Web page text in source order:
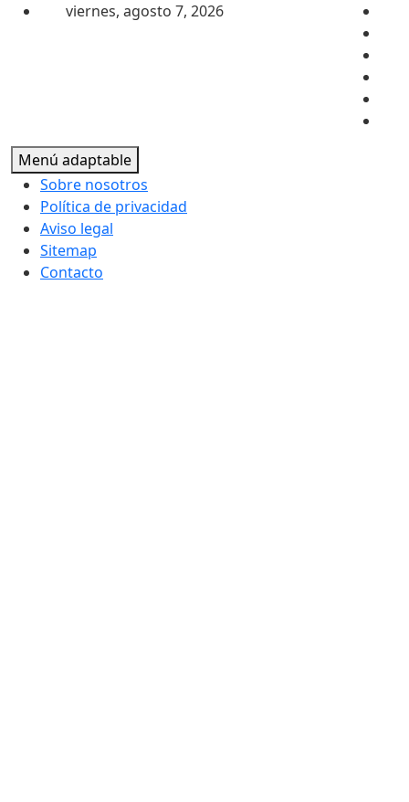
Saltar al contenidoviernes, agosto 7, 2026
Menú adaptable
Sobre nosotros
Política de privacidad
Aviso legal
Sitemap
Contacto